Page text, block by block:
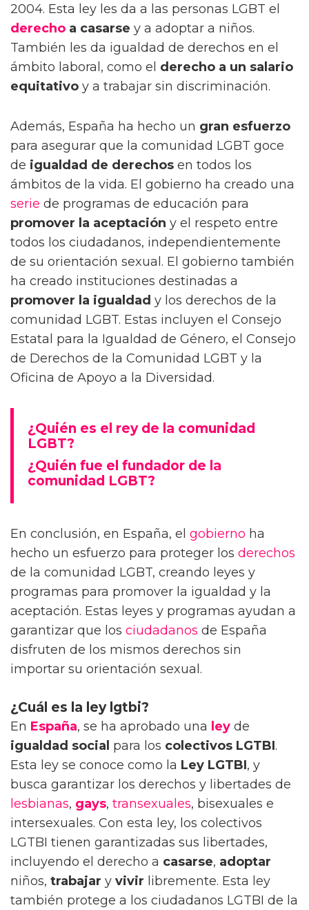
2004. Esta ley les da a las personas LGBT el
derecho a casarse y a adoptar a niños.
También les da igualdad de derechos en el
ámbito laboral, como el derecho a un salario
equitativo y a trabajar sin discriminación.
Además, España ha hecho un gran esfuerzo
para asegurar que la comunidad LGBT goce
de igualdad de derechos en todos los
ámbitos de la vida. El gobierno ha creado una
serie de programas de educación para
promover la aceptación y el respeto entre
todos los ciudadanos, independientemente
de su orientación sexual. El gobierno también
ha creado instituciones destinadas a
promover la igualdad y los derechos de la
comunidad LGBT. Estas incluyen el Consejo
Estatal para la Igualdad de Género, el Consejo
de Derechos de la Comunidad LGBT y la
Oficina de Apoyo a la Diversidad.
¿Quién es el rey de la comunidad
LGBT?
¿Quién fue el fundador de la
comunidad LGBT?
En conclusión, en España, el gobierno ha
hecho un esfuerzo para proteger los derechos
de la comunidad LGBT, creando leyes y
programas para promover la igualdad y la
aceptación. Estas leyes y programas ayudan a
garantizar que los ciudadanos de España
disfruten de los mismos derechos sin
importar su orientación sexual.
¿Cuál es la ley lgtbi?
En España, se ha aprobado una ley de
igualdad social para los colectivos LGTBI.
Esta ley se conoce como la Ley LGTBI, y
busca garantizar los derechos y libertades de
lesbianas, gays, transexuales, bisexuales e
intersexuales. Con esta ley, los colectivos
LGTBI tienen garantizadas sus libertades,
incluyendo el derecho a casarse, adoptar
niños, trabajar y vivir libremente. Esta ley
también protege a los ciudadanos LGTBI de la